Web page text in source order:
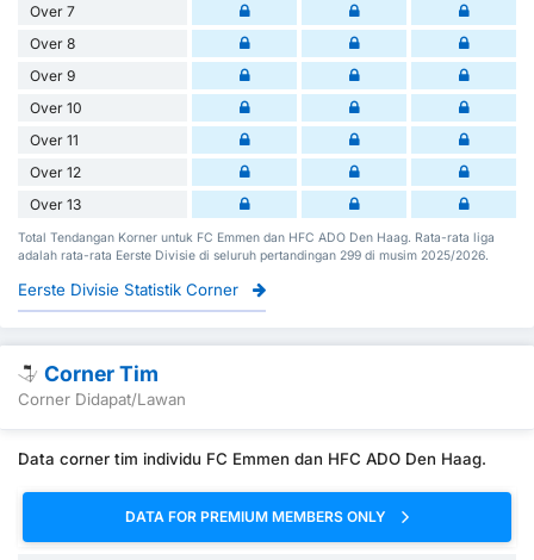
Over 7
Over 8
Over 9
Over 10
Over 11
Over 12
Over 13
Total Tendangan Korner untuk FC Emmen dan HFC ADO Den Haag. Rata-rata liga
adalah rata-rata Eerste Divisie di seluruh pertandingan 299 di musim 2025/2026.
Eerste Divisie Statistik Corner
Corner Tim
Corner Didapat/Lawan
Data corner tim individu FC Emmen dan HFC ADO Den Haag.
DATA FOR PREMIUM MEMBERS ONLY